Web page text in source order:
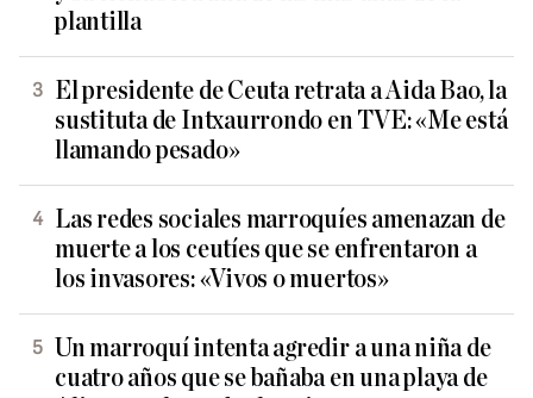
plantilla
El presidente de Ceuta retrata a Aida Bao, la
sustituta de Intxaurrondo en TVE: «Me está
llamando pesado»
Las redes sociales marroquíes amenazan de
muerte a los ceutíes que se enfrentaron a
los invasores: «Vivos o muertos»
Un marroquí intenta agredir a una niña de
cuatro años que se bañaba en una playa de